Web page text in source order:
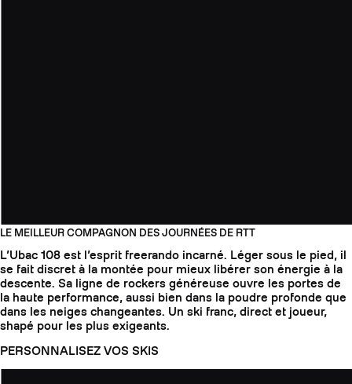
LE MEILLEUR COMPAGNON DES JOURNÉES DE RTT
L’Ubac 108 est l’esprit freerando incarné. Léger sous le pied, il
se fait discret à la montée pour mieux libérer son énergie à la
descente. Sa ligne de rockers généreuse ouvre les portes de
la haute performance, aussi bien dans la poudre profonde que
dans les neiges changeantes. Un ski franc, direct et joueur,
shapé pour les plus exigeants.
PERSONNALISEZ VOS SKIS